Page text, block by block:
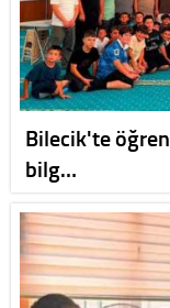
Bilecik'te
bilg…